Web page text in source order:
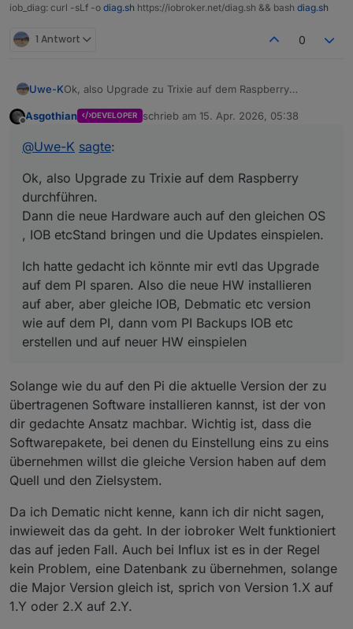
iob_diag: curl -sLf -o diag.sh https://iobroker.net/diag.sh && bash diag.sh
1 Antwort 0
Uwe-KOk, also Upgrade zu Trixie auf dem Raspberry
Dann die neue Hardware auch auf den gleichen OS ,
Ich hatte gedacht ich könnte mir evtl das Upgrade auf
aber gleiche IOB, Debmatic etc version wie auf dem PI,
HW einspielen
Offline
Asgothian DEVELOPER schrieb am 15. Apr. 2026, 05:38
zuletzt editiert von
@Uwe-K sagte:
Ok, also Upgrade zu Trixie auf dem Raspberry
durchführen.
Dann die neue Hardware auch auf den gleichen OS
, IOB etcStand bringen und die Updates einspielen.
Ich hatte gedacht ich könnte mir evtl das Upgrade
auf dem PI sparen. Also die neue HW installieren
auf aber, aber gleiche IOB, Debmatic etc version
wie auf dem PI, dann vom PI Backups IOB etc
erstellen und auf neuer HW einspielen
Solange wie du auf den Pi die aktuelle Version der zu
übertragenen Software installieren kannst, ist der von
dir gedachte Ansatz machbar. Wichtig ist, dass die
Softwarepakete, bei denen du Einstellung eins zu eins
übernehmen willst die gleiche Version haben auf dem
Quell und den Zielsystem.
Da ich Dematic nicht kenne, kann ich dir nicht sagen,
inwieweit das da geht. In der iobroker Welt funktioniert
das auf jeden Fall. Auch bei Influx ist es in der Regel
kein Problem, eine Datenbank zu übernehmen, solange
die Major Version gleich ist, sprich von Version 1.X auf
1.Y oder 2.X auf 2.Y.